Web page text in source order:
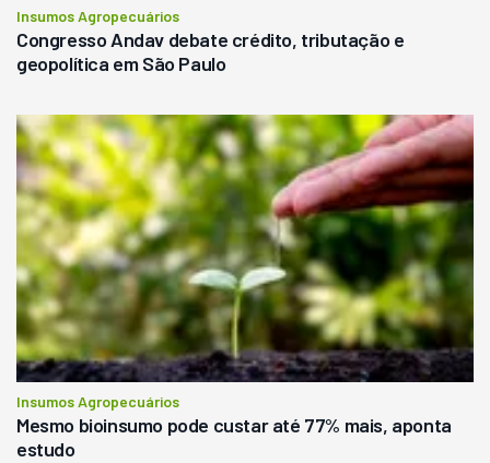
Insumos Agropecuários
Congresso Andav debate crédito, tributação e
geopolítica em São Paulo
Insumos Agropecuários
Mesmo bioinsumo pode custar até 77% mais, aponta
estudo